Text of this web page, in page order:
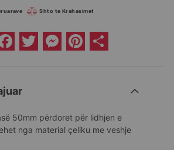
Shto te Krahasimet
Facebook
Twitter Messenger
Pinterest
50mm përdoret për lidhjen e
nga material çeliku me veshje